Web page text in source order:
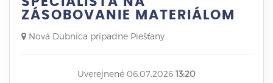
ZÁSOBOVANIE MATERIÁLOM
Nová Dubnica prípadne Piešťany
Uverejnené 06.07.2026 13:20